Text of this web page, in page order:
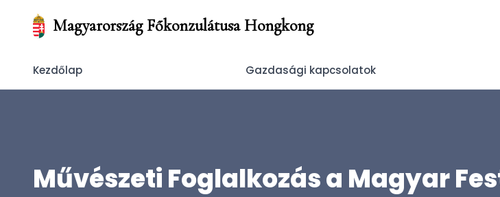
Magyarország Főkonzulátusa Hongkong
Kezdőlap Gazdasági kapcsolatok
Művészeti Foglalkozás a Magyar